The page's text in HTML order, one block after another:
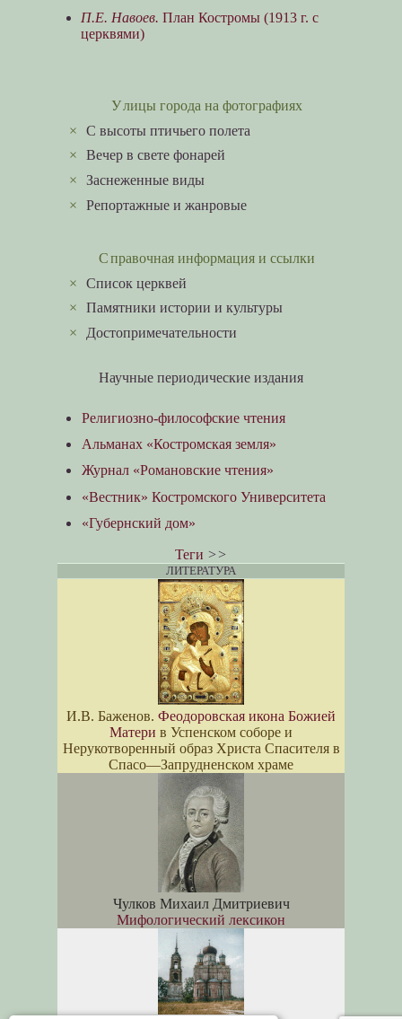
П.Е. Навоев. План Костромы (1913 г. с
церквями)
Улицы города на фотографиях
×C высоты птичьего полета
×Вечер в свете фонарей
×Заснеженные виды
×Репортажные и жанровые
Справочная информация и ссылки
×Список церквей
×Памятники истории и культуры
Достопримечательности
Научные периодические издания
Религиозно-философские чтения
Альманах «Костромская земля»
Журнал «Романовские чтения»
«Вестник» Костромского Университета
«Губернский дом»
Теги >>
ЛИТЕРАТУРА
И.В. Баженов. Феодоровская икона Божией
Матери в Успенском соборе и
Нерукотворенный образ Христа Спасителя в
Спасо—Запрудненском храме
Чулков Михаил Дмитриевич
Мифологический лексикон